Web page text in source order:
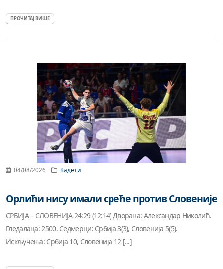
ПРОЧИТАЈ ВИШЕ
04/08/2026 Кадети
Орлићи нису имали среће против Словеније
СРБИЈА – СЛОВЕНИЈА 24:29 (12:14) Дворана: Александар Николић.
Гледалаца: 2500. Седмерци: Србија 3(3), Словенија 5(5).
Искључења: Србија 10, Словенија 12 [...]